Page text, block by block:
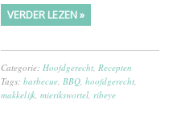
VERDER LEZEN »
Categorie:Hoofdgerecht,Recepten
Tags:barbecue,BBQ,hoofdgerecht,
makkelijk,mierikswortel,ribeye